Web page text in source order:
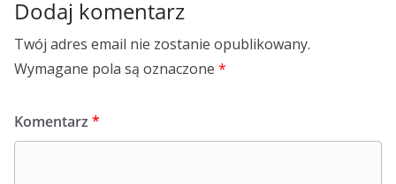
Dodaj komentarz
Twój adres email nie zostanie opublikowany.
Wymagane pola są oznaczone *
Komentarz *